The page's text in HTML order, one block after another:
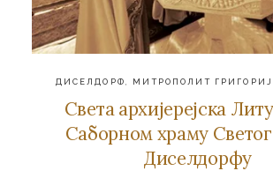
ДИСЕЛДОРФ, МИТРОПОЛИТ
Света архијерејска
Саборном храму
Диселдорфу